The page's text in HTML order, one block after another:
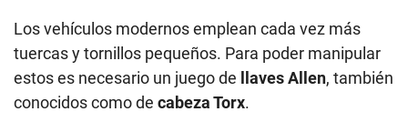
Los vehículos modernos emplean cada vez más
tuercas y tornillos pequeños. Para poder manipular
estos es necesario un juego de llaves Allen, también
conocidos como de cabeza Torx.